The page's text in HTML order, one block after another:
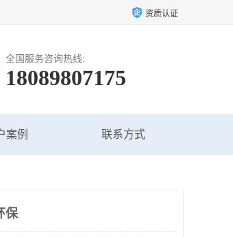
资质认证
全国服务咨询热线:
18089807175
案例 联系方式
保